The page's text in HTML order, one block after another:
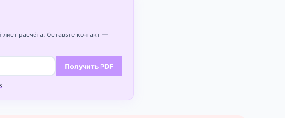
лист расчёта. Оставьте контакт —
Получить PDF